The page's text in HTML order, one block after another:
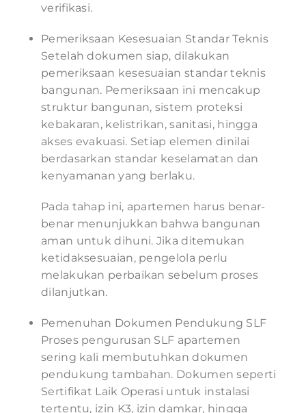
verifikasi.
Pemeriksaan Kesesuaian Standar Teknis
Setelah dokumen siap, dilakukan
pemeriksaan kesesuaian standar teknis
bangunan. Pemeriksaan ini mencakup
struktur bangunan, sistem proteksi
kebakaran, kelistrikan, sanitasi, hingga
akses evakuasi. Setiap elemen dinilai
berdasarkan standar keselamatan dan
kenyamanan yang berlaku.
Pada tahap ini, apartemen harus benar-
benar menunjukkan bahwa bangunan
aman untuk dihuni. Jika ditemukan
ketidaksesuaian, pengelola perlu
melakukan perbaikan sebelum proses
dilanjutkan.
Pemenuhan Dokumen Pendukung SLF
Proses pengurusan SLF apartemen
sering kali membutuhkan dokumen
pendukung tambahan. Dokumen seperti
Sertifikat Laik Operasi untuk instalasi
tertentu, izin K3, izin damkar, hingga